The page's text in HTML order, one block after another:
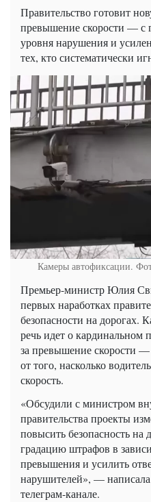
Правительство готовит
превышение скорости — с
уровня нарушения и
тех, кто систематически
Камеры автофиксации.
Премьер-министр Юлия
первых наработках
безопасности на дорогах.
речь идет о кардинальном
за превышение скорости —
от того, насколько
скорость.
«Обсудили с министром
правительства проекты
повысить безопасность на
градацию штрафов в
превышения и усилить
нарушителей», —
телеграм-канале.